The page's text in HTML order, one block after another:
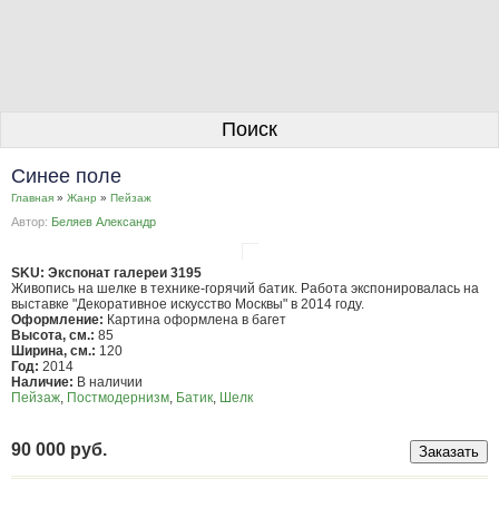
Информация для покупателей
Контакты
Личный кабинет
Поиск
Синее поле
Главная » Жанр » Пейзаж
Автор: Беляев Александр
SKU: Экспонат галереи 3195
Живопись на шелке в технике-горячий батик. Работа экспонировалась на
выставке "Декоративное искусство Москвы" в 2014 году.
Оформление: Картина оформлена в багет
Высота, см.: 85
Ширина, см.: 120
Год: 2014
Наличие: В наличии
Пейзаж Постмодернизм Батик Шелк
90 000 руб.